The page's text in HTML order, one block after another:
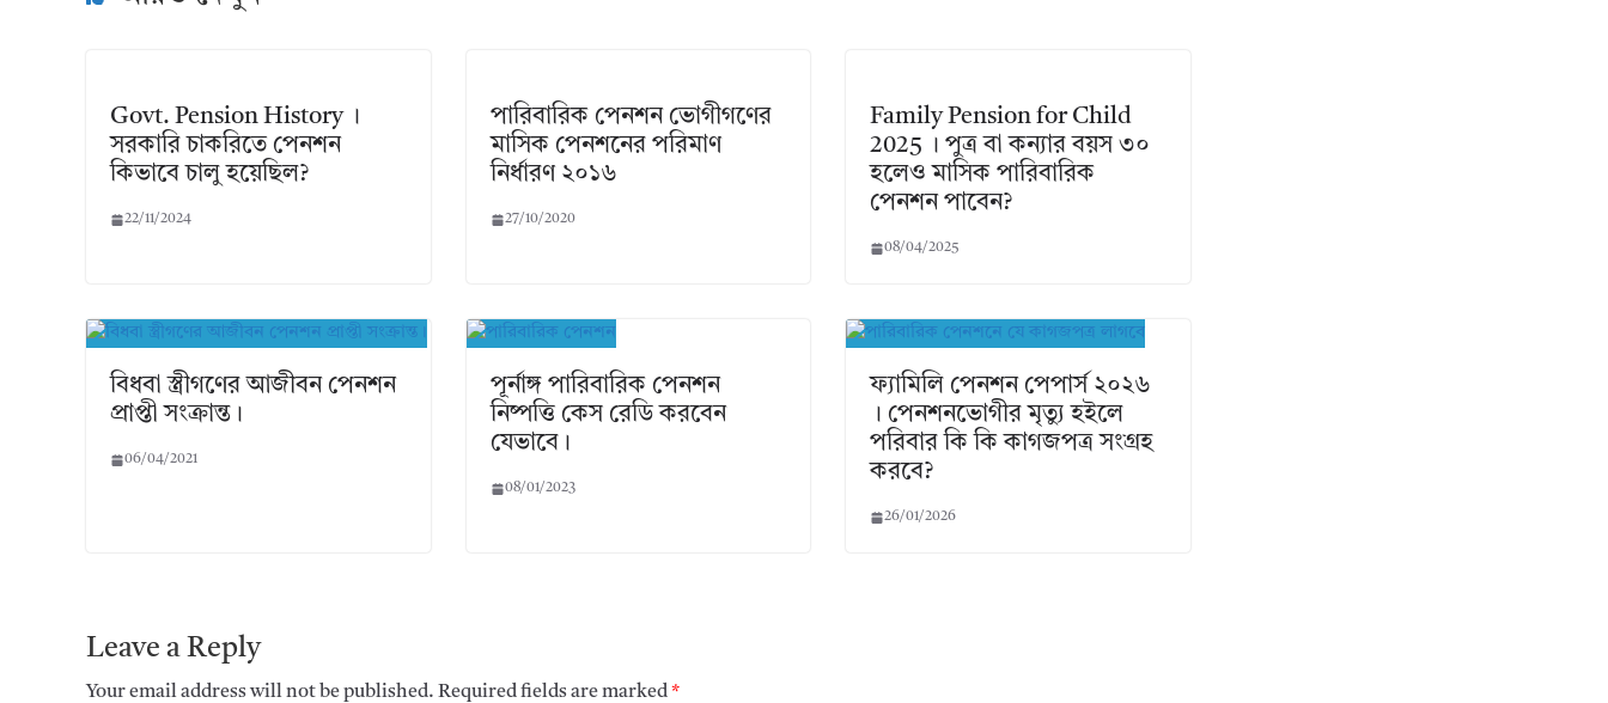
Govt. Pension History ।
সরকারি চাকরিতে পেনশন
কিভাবে চালু হয়েছিল?
22/11/2024
পারিবারিক পেনশন ভোগীগণের
মাসিক পেনশনের পরিমাণ
নির্ধারণ ২০১৬
27/10/2020
Family Pension for Child
2025 । পুত্র বা কন্যার বয়স ৩০
হলেও মাসিক পারিবারিক
পেনশন পাবেন?
08/04/2025
বিধবা স্ত্রীগণের আজীবন পেনশন
প্রাপ্তী সংক্রান্ত।
06/04/2021
পূর্নাঙ্গ পারিবারিক পেনশন
নিষ্পত্তি কেস রেডি করবেন
যেভাবে।
08/01/2023
ফ্যামিলি পেনশন পেপার্স ২০২৬
। পেনশনভোগীর মৃত্যু হইলে
পরিবার কি কি কাগজপত্র সংগ্রহ
করবে?
26/01/2026
Leave a Reply
Your email address will not be published. Required fields are marked*